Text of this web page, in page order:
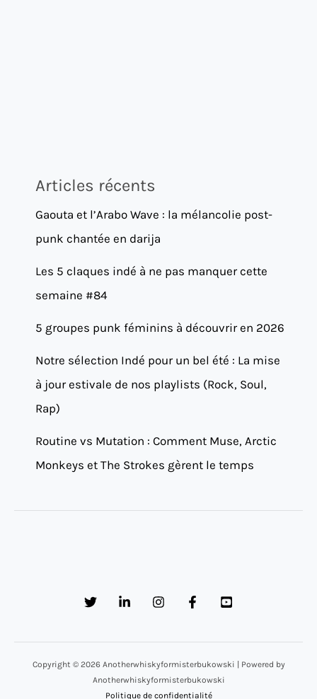
Articles récents
Gaouta et l’Arabo Wave : la mélancolie post-
punk chantée en darija
Les 5 claques indé à ne pas manquer cette
semaine #84
5 groupes punk féminins à découvrir en 2026
Notre sélection Indé pour un bel été : La mise
à jour estivale de nos playlists (Rock, Soul,
Rap)
Routine vs Mutation : Comment Muse, Arctic
Monkeys et The Strokes gèrent le temps
Copyright © 2026 Anotherwhiskyformisterbukowski | Powered by
Anotherwhiskyformisterbukowski
Politique de confidentialité